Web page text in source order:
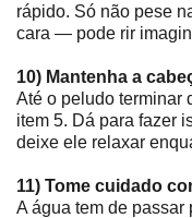
rápido. Só não pese
cara ― pode rir
10) Mantenha a
Até o peludo terminar
item 5. Dá para fazer
deixe ele relaxar
11) Tome cuidado
A água tem de passar